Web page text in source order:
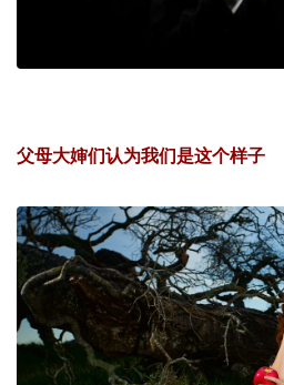
父母大婶们认为我们是这个样子